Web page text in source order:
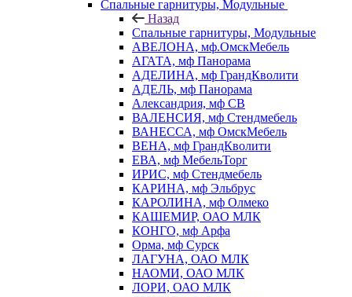
Спальные гарнитуры, Модульные
Назад
Спальные гарнитуры, Модульные
АВЕЛОНА, мф.ОмскМебель
АГАТА, мф Панорама
АДЕЛИНА, мф ГрандКволити
АДЕЛЬ, мф Панорама
Александрия, мф СВ
ВАЛЕНСИЯ, мф Стендмебель
ВАНЕССА, мф ОмскМебель
ВЕНА, мф ГрандКволити
ЕВА, мф МебельТорг
ИРИС, мф Стендмебель
КАРИНА, мф Эльбрус
КАРОЛИНА, мф Олмеко
КАШЕМИР, ОАО МЛК
КОНГО, мф Арфа
Орма, мф Сурск
ЛАГУНА, ОАО МЛК
НАОМИ, ОАО МЛК
ЛОРИ, ОАО МЛК